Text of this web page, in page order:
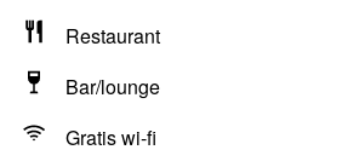
Restaurant
Bar/lounge
Gratis wi-fi